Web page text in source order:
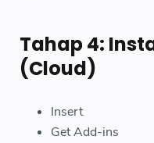
Tahap 4:
(Cloud)
Insert
Get Add-ins